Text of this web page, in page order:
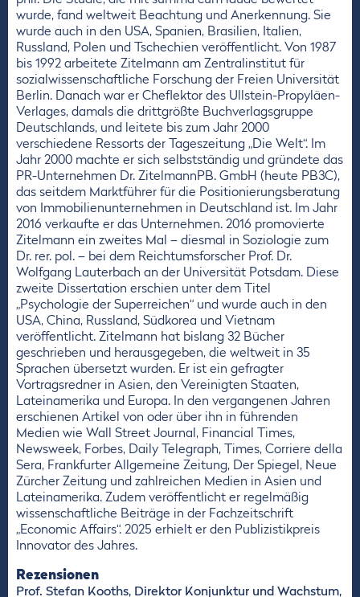
wurde, fand weltweit Beachtung und Anerkennung. Sie
wurde auch in den USA, Spanien, Brasilien, Italien,
Russland, Polen und Tschechien veröffentlicht. Von 1987
bis 1992 arbeitete Zitelmann am Zentralinstitut für
sozialwissenschaftliche Forschung der Freien Universität
Berlin. Danach war er Cheflektor des Ullstein-Propyläen-
Verlages, damals die drittgrößte Buchverlagsgruppe
Deutschlands, und leitete bis zum Jahr 2000
verschiedene Ressorts der Tageszeitung „Die Welt“. Im
Jahr 2000 machte er sich selbstständig und gründete das
PR-Unternehmen Dr. ZitelmannPB. GmbH (heute PB3C),
das seitdem Marktführer für die Positionierungsberatung
von Immobilienunternehmen in Deutschland ist. Im Jahr
2016 verkaufte er das Unternehmen. 2016 promovierte
Zitelmann ein zweites Mal – diesmal in Soziologie zum
Dr. rer. pol. – bei dem Reichtumsforscher Prof. Dr.
Wolfgang Lauterbach an der Universität Potsdam. Diese
zweite Dissertation erschien unter dem Titel
„Psychologie der Superreichen“ und wurde auch in den
USA, China, Russland, Südkorea und Vietnam
veröffentlicht. Zitelmann hat bislang 32 Bücher
geschrieben und herausgegeben, die weltweit in 35
Sprachen übersetzt wurden. Er ist ein gefragter
Vortragsredner in Asien, den Vereinigten Staaten,
Lateinamerika und Europa. In den vergangenen Jahren
erschienen Artikel von oder über ihn in führenden
Medien wie Wall Street Journal, Financial Times,
Newsweek, Forbes, Daily Telegraph, Times, Corriere della
Sera, Frankfurter Allgemeine Zeitung, Der Spiegel, Neue
Zürcher Zeitung und zahlreichen Medien in Asien und
Lateinamerika. Zudem veröffentlicht er regelmäßig
wissenschaftliche Beiträge in der Fachzeitschrift
„Economic Affairs“. 2025 erhielt er den Publizistikpreis
Innovator des Jahres.
Rezensionen
Prof. Stefan Kooths, Direktor Konjunktur und Wachstum,